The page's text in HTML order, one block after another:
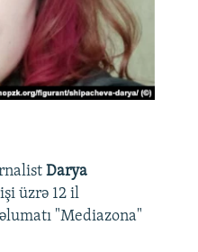
Darya
üzrə 12 il
"Mediazona"